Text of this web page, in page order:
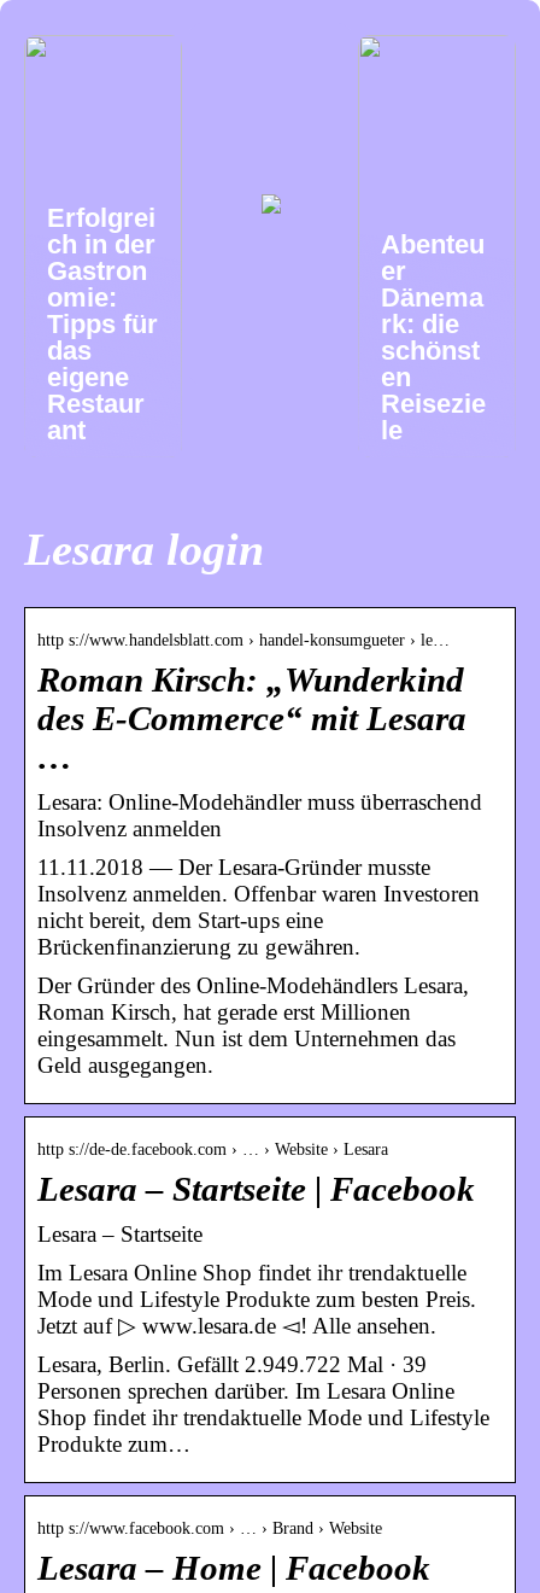
Erfolgrei
ch in der
Gastron
omie:
Tipps für
das
eigene
Restaur
ant
Abenteu
er
Dänema
rk: die
schönst
en
Reisezie
le
Lesara login
http s://www.handelsblatt.com › handel-konsumgueter › le…
Roman Kirsch: „Wunderkind
des E-Commerce“ mit Lesara
…
Lesara: Online-Modehändler muss überraschend
Insolvenz anmelden
11.11.2018 — Der Lesara-Gründer musste
Insolvenz anmelden. Offenbar waren Investoren
nicht bereit, dem Start-ups eine
Brückenfinanzierung zu gewähren.
Der Gründer des Online-Modehändlers Lesara,
Roman Kirsch, hat gerade erst Millionen
eingesammelt. Nun ist dem Unternehmen das
Geld ausgegangen.
http s://de-de.facebook.com › … › Website › Lesara
Lesara – Startseite | Facebook
Lesara – Startseite
Im Lesara Online Shop findet ihr trendaktuelle
Mode und Lifestyle Produkte zum besten Preis.
Jetzt auf ▷ www.lesara.de ◅! Alle ansehen.
Lesara, Berlin. Gefällt 2.949.722 Mal · 39
Personen sprechen darüber. Im Lesara Online
Shop findet ihr trendaktuelle Mode und Lifestyle
Produkte zum…
http s://www.facebook.com › … › Brand › Website
Lesara – Home | Facebook